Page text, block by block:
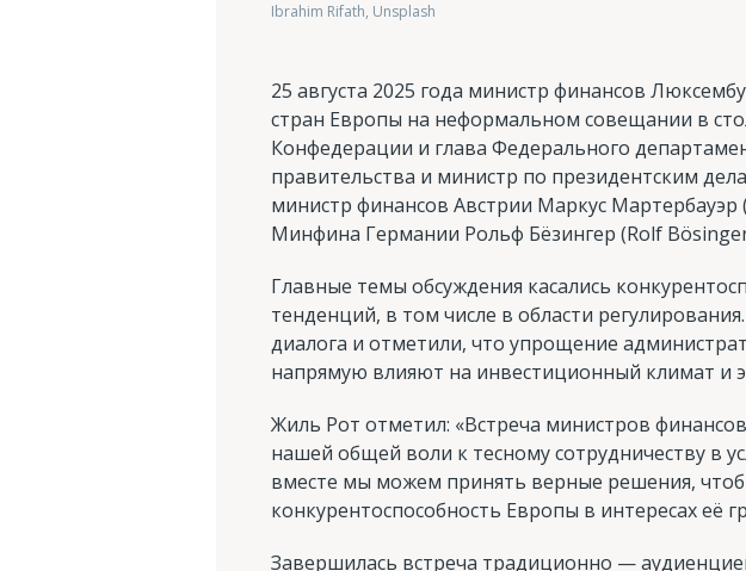
Ibrahim Rifath, Unsplash
25 августа 2025 года министр финансов
стран Европы на неформальном совещании в
Конфедерации и глава Федерального
правительства и министр по президентским
министр финансов Австрии Маркус
Минфина Германии Рольф Бёзингер (Rolf
Главные темы обсуждения касались
тенденций, в том числе в области
диалога и отметили, что упрощение
напрямую влияют на инвестиционный климат и
Жиль Рот отметил: «Встреча министров
нашей общей воли к тесному сотрудничеству в
вместе мы можем принять верные решения,
конкурентоспособность Европы в интересах её
Завершилась встреча традиционно —